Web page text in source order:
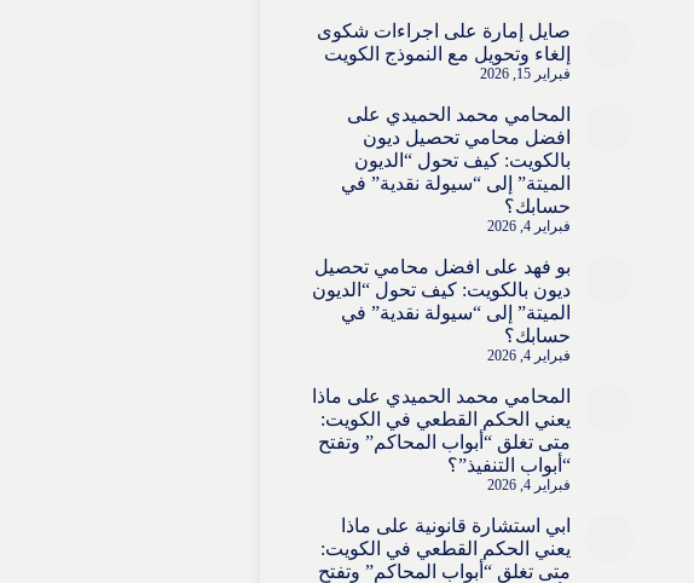
صايل إمارة على اجراءات شكوى
إلغاء وتحويل مع النموذج الكويت
فبراير 15, 2026
المحامي محمد الحميدي على
افضل محامي تحصيل ديون
بالكويت: كيف تحول “الديون
الميتة” إلى “سيولة نقدية” في
حسابك؟
فبراير 4, 2026
بو فهد على افضل محامي تحصيل
ديون بالكويت: كيف تحول “الديون
الميتة” إلى “سيولة نقدية” في
حسابك؟
فبراير 4, 2026
المحامي محمد الحميدي على ماذا
يعني الحكم القطعي في الكويت:
متى تغلق “أبواب المحاكم” وتفتح
“أبواب التنفيذ”؟
فبراير 4, 2026
ابي استشارة قانونية على ماذا
يعني الحكم القطعي في الكويت:
متى تغلق “أبواب المحاكم” وتفتح